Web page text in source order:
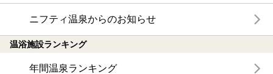
ニフティ温泉からのお知らせ
温浴施設ランキング
年間温泉ランキング